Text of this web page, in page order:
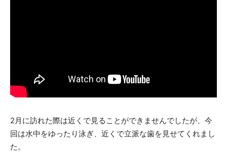
2月に訪れた際は近くで見ることができませんでしたが、今
回は水中をゆったり泳ぎ、近くで立派な歯を見せてくれまし
た。